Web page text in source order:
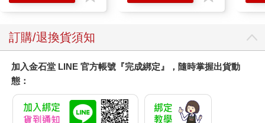
滋潤洗頭髮水/一般髮
訂購/退換貨須知
加入金石堂 LINE 官方帳號『完成綁定』，隨時掌握出貨動
態：